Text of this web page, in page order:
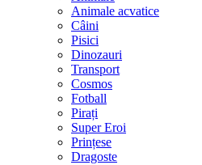
Animale acvatice
Câini
Pisici
Dinozauri
Transport
Cosmos
Fotball
Pirați
Super Eroi
Prințese
Dragoste